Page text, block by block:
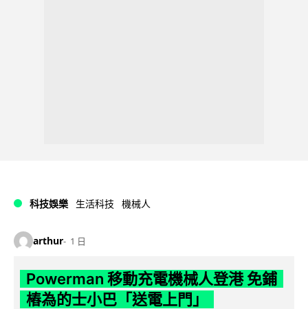
科技娛樂 生活科技 機械人
arthur 1 日
Powerman 移動充電機械人登港 免鋪
樁為的士小巴「送電上門」